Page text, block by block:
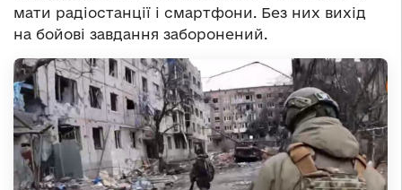
мати радіостанції і смартфони. Без них вихід
на бойові завдання заборонений.